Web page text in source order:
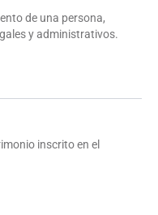
de una persona,
y administrativos.
inscrito en el